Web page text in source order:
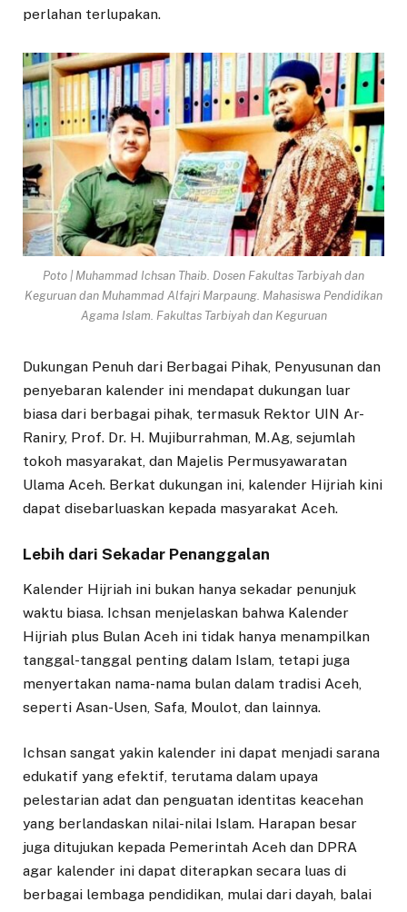
perlahan terlupakan.
Poto | Muhammad Ichsan Thaib. Dosen Fakultas Tarbiyah dan
Keguruan dan Muhammad Alfajri Marpaung. Mahasiswa Pendidikan
Agama Islam. Fakultas Tarbiyah dan Keguruan
Dukungan Penuh dari Berbagai Pihak, Penyusunan dan
penyebaran kalender ini mendapat dukungan luar
biasa dari berbagai pihak, termasuk Rektor UIN Ar-
Raniry, Prof. Dr. H. Mujiburrahman, M.Ag, sejumlah
tokoh masyarakat, dan Majelis Permusyawaratan
Ulama Aceh. Berkat dukungan ini, kalender Hijriah kini
dapat disebarluaskan kepada masyarakat Aceh.
Lebih dari Sekadar Penanggalan
Kalender Hijriah ini bukan hanya sekadar penunjuk
waktu biasa. Ichsan menjelaskan bahwa Kalender
Hijriah plus Bulan Aceh ini tidak hanya menampilkan
tanggal-tanggal penting dalam Islam, tetapi juga
menyertakan nama-nama bulan dalam tradisi Aceh,
seperti Asan-Usen, Safa, Moulot, dan lainnya.
Ichsan sangat yakin kalender ini dapat menjadi sarana
edukatif yang efektif, terutama dalam upaya
pelestarian adat dan penguatan identitas keacehan
yang berlandaskan nilai-nilai Islam. Harapan besar
juga ditujukan kepada Pemerintah Aceh dan DPRA
agar kalender ini dapat diterapkan secara luas di
berbagai lembaga pendidikan, mulai dari dayah, balai